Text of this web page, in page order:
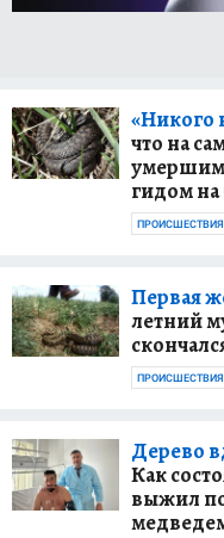
«Никого
что на
умершим
гидом
ПРОИСШЕСТВИЯ
Первая
летний
ПРОИСШЕСТВИЯ
Дерево
Как
выжил